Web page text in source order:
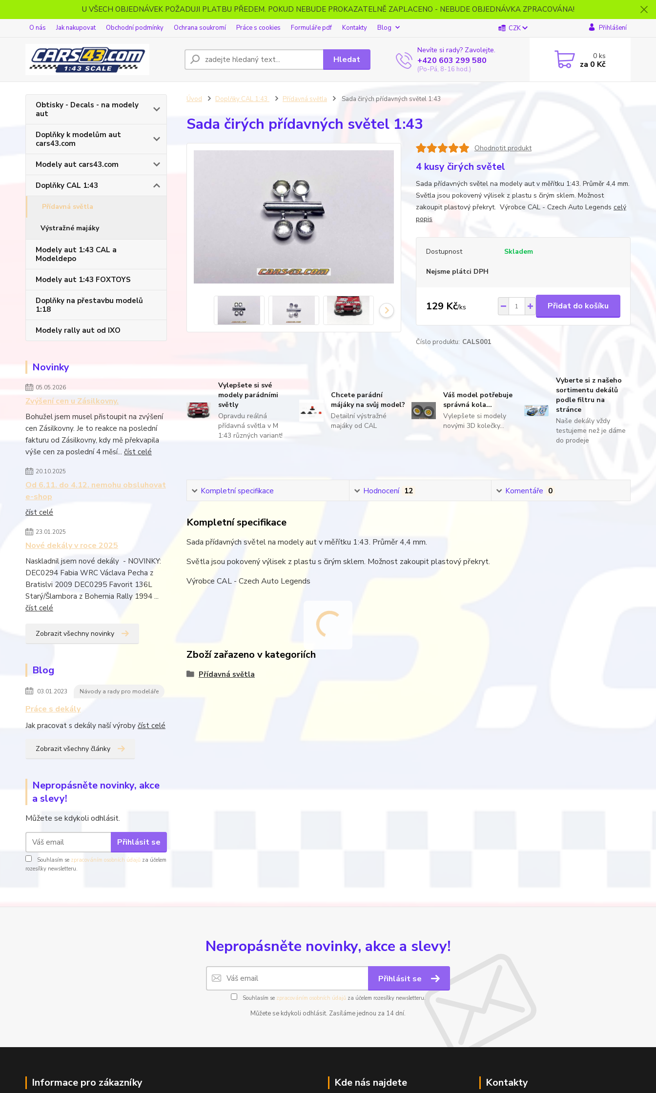
U VŠECH OBJEDNÁVEK POŽADUJI PLATBU PŘEDEM. POKUD NEBUDE PROKAZATELNĚ ZAPLACENO - NEBUDE OBJEDNÁVKA ZPRACOVÁNA!
O nás Jak nakupovat Obchodní podmínky Ochrana soukromí Práce s cookies Formuláře pdf Kontakty Blog CZK Přihlášení
Hledat
Nevíte si rady? Zavolejte.
+420 603 299 580
(Po-Pá, 8-16 hod.)
0ks
za 0 Kč
Obtisky - Decals - na modely
aut
Doplňky k modelům aut
cars43.com
Modely aut cars43.com
Doplňky CAL 1:43
Přídavná světla
Výstražné majáky
Modely aut 1:43 CAL a
Modeldepo
Modely aut 1:43 FOXTOYS
Doplňky na přestavbu modelů
1:18
Modely rally aut od IXO
Novinky
05.05.2026
Zvýšení cen u Zásilkovny.
Bohužel jsem musel přistoupit na zvýšení
cen Zásilkovny. Je to reakce na poslední
fakturu od Zásilkovny, kdy mě překvapila
výše cen za poslední 4 měsí... číst celé
20.10.2025
Od 6.11. do 4.12. nemohu obsluhovat
e-shop
číst celé
23.01.2025
Nové dekály v roce 2025
Naskladnil jsem nové dekály - NOVINKY:
DEC0294 Fabia WRC Václava Pecha z
Bratislvi 2009 DEC0295 Favorit 136L
Starý/Šlambora z Bohemia Rally 1994 ...
číst celé
Zobrazit všechny novinky
Blog
03.01.2023 Návody a rady pro modeláře
Práce s dekály
Jak pracovat s dekály naší výroby číst celé
Zobrazit všechny články
Nepropásněte novinky, akce
a slevy!
Můžete se kdykoli odhlásit.
Přihlásit se
Souhlasím se zpracováním osobních údajů za účelem
rozesílky newsletteru.
Úvod Doplňky CAL 1:43 Přídavná světla Sada čirých přídavných světel 1:43
Sada čirých přídavných světel 1:43
Ohodnotit produkt
4 kusy čirých světel
Sada přídavných světel na modely aut v měřítku 1:43. Průměr 4,4 mm.
Světla jsou pokovený výlisek z plastu s čirým sklem. Možnost
zakoupit plastový překryt. Výrobce CAL - Czech Auto Legends celý
popis
Dostupnost Skladem
Nejsme plátci DPH
129 Kč/ks Přidat do košíku
Číslo produktu: CALS001
Vylepšete si své
modely parádními
světly
Opravdu reálná
přídavná světla v M
1:43 různých variant!
Chcete parádní
májáky na svůj model?
Detailní výstražné
majáky od CAL
Váš model potřebuje
správná kola...
Vylepšete si modely
novými 3D kolečky...
Vyberte si z našeho
sortimentu dekálů
podle filtru na
stránce
Naše dekály vždy
testujeme než je dáme
do prodeje
Kompletní specifikace Hodnocení 12 Komentáře 0
Kompletní specifikace
Sada přídavných světel na modely aut v měřítku 1:43. Průměr 4,4 mm.
Světla jsou pokovený výlisek z plastu s čirým sklem. Možnost zakoupit plastový překryt.
Výrobce CAL - Czech Auto Legends
Zboží zařazeno v kategoriích
Přídavná světla
Nepropásněte novinky, akce a slevy!
Přihlásit se
Souhlasím se zpracováním osobních údajůza účelem rozesílky newsletteru.
Můžete se kdykoli odhlásit. Zasíláme jednou za 14 dní.
Informace pro zákazníky Kde nás najdete Kontakty